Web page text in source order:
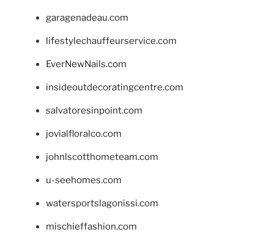
garagenadeau.com
lifestylechauffeurservice.com
EverNewNails.com
insideoutdecoratingcentre.com
salvatoresinpoint.com
jovialfloralco.com
johnlscotthometeam.com
u-seehomes.com
watersportslagonissi.com
mischieffashion.com